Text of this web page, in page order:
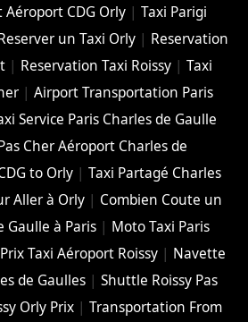
Aéroport CDG Orly |Taxi Parigi
un Taxi Orly| Reservation
| Reservation Taxi Roissy| Taxi
| Airport Transportation Paris
Service Paris Charles de Gaulle
Cher Aéroport Charles de
to Orly |Taxi Partagé Charles
Aller à Orly | Combien Coute un
Gaulle à Paris| Moto Taxi Paris
Prix Taxi Aéroport Roissy| Navette
de Gaulles| Shuttle Roissy Pas
Orly Prix |Transportation From